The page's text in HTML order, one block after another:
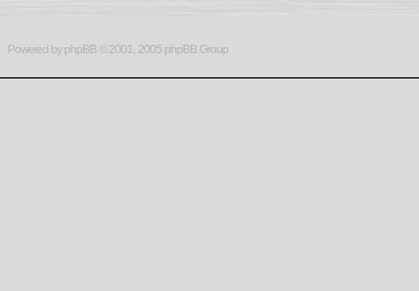
Powered byphpBB© 2001, 2005 phpBB Group